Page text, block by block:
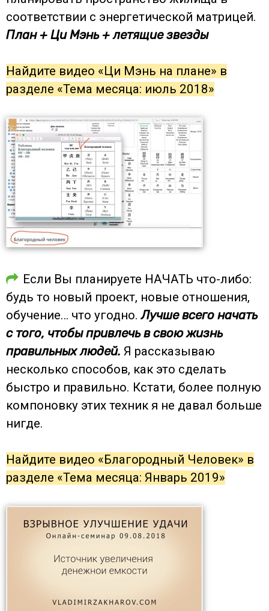
соответствии с энергетической матрицей.
План + Ци Мэнь + летящие звезды
Найдите видео «Ци Мэнь на плане» в
разделе «Тема месяца: июль 2018»
Если Вы планируете НАЧАТЬ что-либо:
будь то новый проект, новые отношения,
обучение… что угодно.Лучше всего начать
с того, чтобы привлечь в свою жизнь
правильных людей. Я рассказываю
несколько способов, как это сделать
быстро и правильно. Кстати, более полную
компоновку этих техник я не давал больше
нигде.
Найдите видео «Благородный Человек» в
разделе «Тема месяца: Январь 2019»